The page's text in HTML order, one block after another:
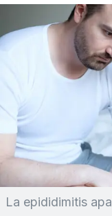
La epididimitis